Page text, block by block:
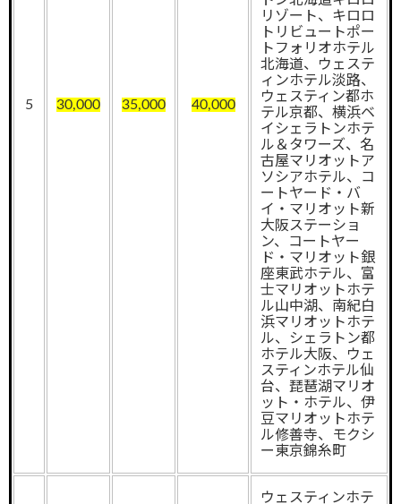
5 30,000 35,000 40,000
リゾート、キロロ
トリビュートポー
トフォリオホテル
北海道、ウェステ
ィンホテル淡路、
ウェスティン都ホ
テル京都、横浜ベ
イシェラトンホテ
ル＆タワーズ、名
古屋マリオットア
ソシアホテル、コ
ートヤード・バ
イ・マリオット新
大阪ステーショ
ン、コートヤー
ド・マリオット銀
座東武ホテル、富
士マリオットホテ
ル山中湖、南紀白
浜マリオットホテ
ル、シェラトン都
ホテル大阪、ウェ
スティンホテル仙
台、琵琶湖マリオ
ット・ホテル、伊
豆マリオットホテ
ル修善寺、モクシ
ー東京錦糸町
ウェスティンホテ